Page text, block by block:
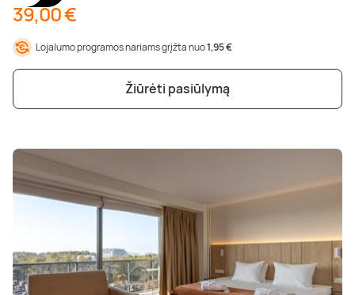
39,00 €
Lojalumo programos nariams grįžta nuo1,95 €
Žiūrėti pasiūlymą